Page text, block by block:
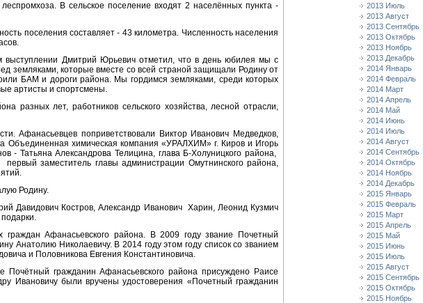
В сельское поселение входят 2 населённых пункта -
поселения составляет - 43 километра. Численность населения
выступлении Дмитрий Юрьевич отметил, что в день юбилея мы с
земляками, которые вместе со всей страной защищали Родину от
БАМ и дороги района. Мы гордимся земляками, среди которых
артисты и спортсмены.
разных лет, работников сельского хозяйства, лесной отрасли,
Афанасьевцев поприветствовали Виктор Иванович Медведков,
Объединенная химическая компания «УРАЛХИМ» г. Киров и Игорь
- Татьяна Александрова Телицина, глава Б-Холуницкого района,
заместитель главы администрации Омутнинского района,
Родину.
Давидович Костров, Александр Иванович Харин, Леонид Кузмич
Афанасьевского района. В 2009 году звание Почетный
Анатолию Николаевичу. В 2014 году этом году список со званием
и Половникова Евгения Константиновича.
гражданин Афанасьевского района присуждено Раисе
Ивановичу были вручены удостоверения «Почетный гражданин
2013 Июль
2013 Август
2013 Сентябрь
2013 Октябрь
2013 Ноябрь
2013 Декабрь
2014 Январь
2014 Февраль
2014 Март
2014 Апрель
2014 Май
2014 Июнь
2014 Июль
2014 Август
2014 Сентябрь
2014 Октябрь
2014 Ноябрь
2014 Декабрь
2015 Январь
2015 Февраль
2015 Март
2015 Апрель
2015 Май
2015 Июнь
2015 Июль
2015 Август
2015 Сентябрь
2015 Октябрь
2015 Ноябрь